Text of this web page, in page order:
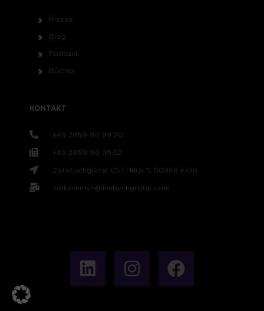
Presse
Blog
Podcast
Bücher
KONTAKT
+49 2859 90 99 20
+49 2859 90 99 22
Zollstockgürtel 65 | Haus 5 50969 Köln
willkommen@limbeckgroup.com